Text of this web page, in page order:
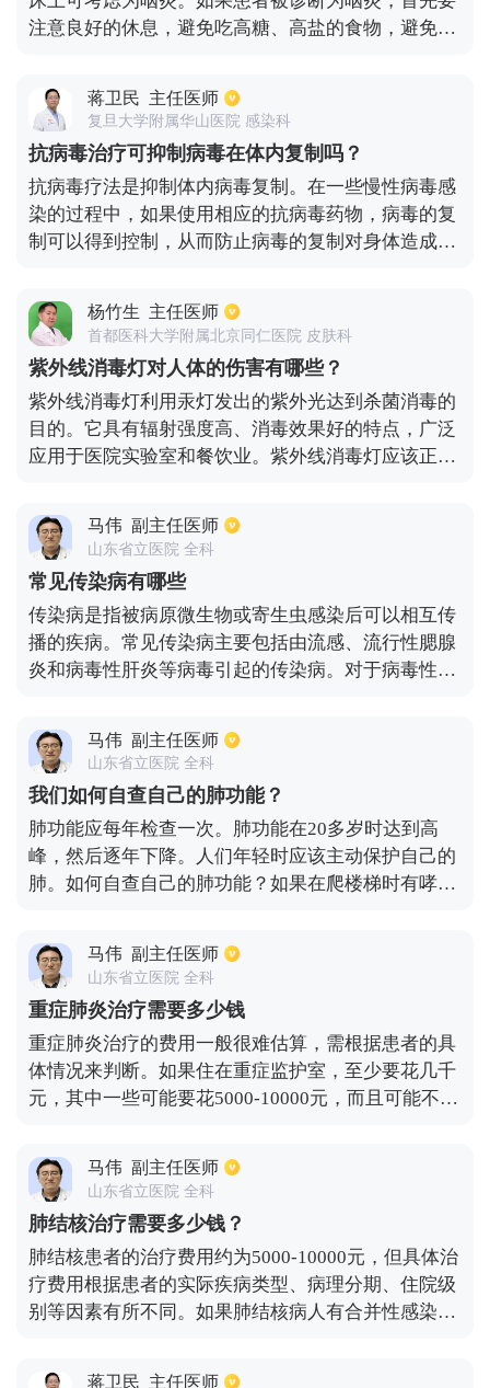
多注意休息。
其实才是猩红热最主要的临床的症状。 皮疹基本上从
头部和面部开始，如耳后部或颈部，然后逐渐扩散到
能蔓延到全身。典型皮疹，一种皮肤充血，所以上面
有一个针帽，大小的尖儿。还有杨梅舌也是典型的症
状，开始舌苔白，舌头上乳头红肿，突出于白苔之
上，之后白苔脱落，露出鲜红色的舌面，类似杨梅，
叫杨梅舌。基本上，一周后，病人开始康复。最后是
不留色素沉着的，应该症状恢复还是比较好，避免空
气传播。
注意良好的休息，避免吃高糖、高盐的食物，避免吸
海等药物也可同时缓解临床症状和提高机体免疫力。
如果咽炎合并咳嗽和痰黄等疾病，则考虑细菌感染，
需要使用相关抗生素进行治疗。以上建议仅供参考。
请按照药物说明或按照医生的建议正确使用药物。在
临床实践中，这些患者通常被告知要多喝水和吃清淡
的食物，更不适合辛辣刺激的食物。同时，患者应该
话。如果有熬夜的习惯，请及时纠正，养成良好的作
息习惯。当然，也可以经常口服一些生理盐水，可以
明显改善喉咙的不适症状。
蒋卫民 主任医师
复旦大学附属华山医院 感染科
抗病毒治疗可抑制病毒在体内复制吗？
抗病毒疗法是抑制体内病毒复制。在一些慢性病毒感
染的过程中，如果使用相应的抗病毒药物，病毒的复
制可以得到控制，从而防止病毒的复制对身体造成损
较大，导致肝脏反复炎症或肝硬化，此时可口服核苷
类似物进行抗病毒治疗。目前常用的是恩替卡韦或替
诺福韦，其中大部分能抑制病毒复制，并且病毒量会
在一段时间内降至检测线以下。当病毒下降时，对肝
脏的损害就会停止。在进行抗病毒治疗时，还必须观
察抗病毒药物是否对病毒有效。如果病毒变异，那么
抗病毒药物可能无法控制病毒的复制。
杨竹生 主任医师
首都医科大学附属北京同仁医院 皮肤科
紫外线消毒灯对人体的伤害有哪些？
紫外线消毒灯利用汞灯发出的紫外光达到杀菌消毒的
目的。它具有辐射强度高、消毒效果好的特点，广泛
应用于医院实验室和餐饮业。紫外线消毒灯应该正确
有：第一，皮肤损伤。暴露在紫外线消毒灯下，皮肤
会引起发红、疼痛、脱皮等变化。如果长时间照射，
可能会引起皮肤癌变和皮肤肿瘤。二是对眼睛的损
伤，紫外线消毒灯会引起眼睛的结膜炎和角膜炎，眼
睛出现红肿、疼痛、流泪，长期使用，很可能诱发白
内障。因此，当使用紫外线消毒灯时，尽量不要让任
何人在房间里。
马伟 副主任医师
山东省立医院 全科
常见传染病有哪些
传染病是指被病原微生物或寄生虫感染后可以相互传
播的疾病。常见传染病主要包括由流感、流行性腮腺
炎和病毒性肝炎等病毒引起的传染病。对于病毒性传
还有大量由细菌引起的传染病，如由细菌引起的肺
炎、细菌性疟疾、细菌性食物中毒等。通常用抗生素
治疗此外，寄生虫病如蛔虫病和绦虫病也是常见的传
染病，大多用驱虫剂治疗。
马伟 副主任医师
山东省立医院 全科
我们如何自查自己的肺功能？
肺功能应每年检查一次。肺功能在20多岁时达到高
峰，然后逐年下降。人们年轻时应该主动保护自己的
肺。如何自查自己的肺功能？如果在爬楼梯时有哮
来气喘吁吁，可能是因为肺功能下降。简易肺功能检
查——吹气试验是判断肺健康的关键手段 但不幸的
是，人们的检查和医疗并不理想。医学专家提醒45岁
以上的人每年至少在医院检查一次肺功能，就像监测
血压一样。从40岁开始，要求长期吸烟者、反复呼吸
道感染、长期暴露于室内污染和职业性粉尘接触者每
六个月检查一次肺功能。戒烟、避免二手烟和减少吸
期。在空气能见度低的情况下，应避免开窗，以减少
早晚外出，减少吸入有毒物质的机会。
马伟 副主任医师
山东省立医院 全科
重症肺炎治疗需要多少钱
重症肺炎治疗的费用一般很难估算，需根据患者的具
体情况来判断。如果住在重症监护室，至少要花几千
元，其中一些可能要花5000-10000元，而且可能不使
外膜肺，这些都是几万元。如果不需要这些，纯药物
比普通病房贵得多。通常是几千元到一万元。情况不
同，价格也不同，所以很难做出具体的价格估计。
马伟 副主任医师
山东省立医院 全科
肺结核治疗需要多少钱？
肺结核患者的治疗费用约为5000-10000元，但具体治
疗费用根据患者的实际疾病类型、病理分期、住院级
别等因素有所不同。如果肺结核病人有合并性感染或
蒋卫民 主任医师